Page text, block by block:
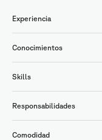
Experiencia
Conocimientos
Skills
Responsabilidades
Comodidad